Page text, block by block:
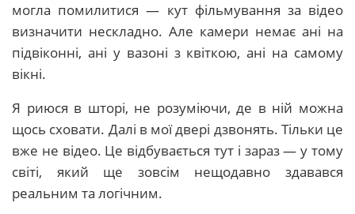
могла помилитися — кут фільмування за відео
визначити нескладно. Але камери немає ані на
підвіконні, ані у вазоні з квіткою, ані на самому
вікні.
Я риюся в шторі, не розуміючи, де в ній можна
щось сховати. Далі в мої двері дзвонять. Тільки це
вже не відео. Це відбувається тут і зараз — у тому
світі, який ще зовсім нещодавно здавався
реальним та логічним.